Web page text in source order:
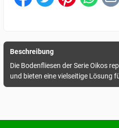
Beschreibung
Die Bodenfliesen der Serie Oikos
und bieten eine vielseitige Lösung